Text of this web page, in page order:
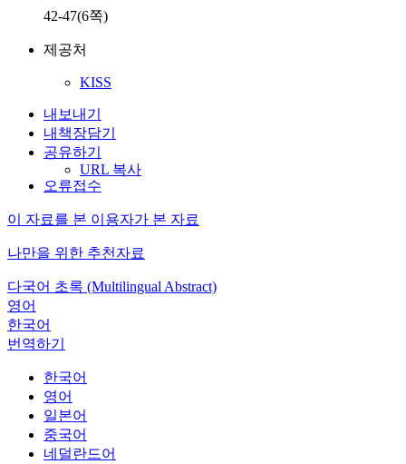
42-47(6쪽)
제공처
KISS
내보내기
내책장담기
공유하기
URL 복사
오류접수
이 자료를 본 이용자가 본 자료
나만을 위한 추천자료
다국어 초록 (Multilingual Abstract)
영어
한국어
번역하기
한국어
영어
일본어
중국어
네덜란드어